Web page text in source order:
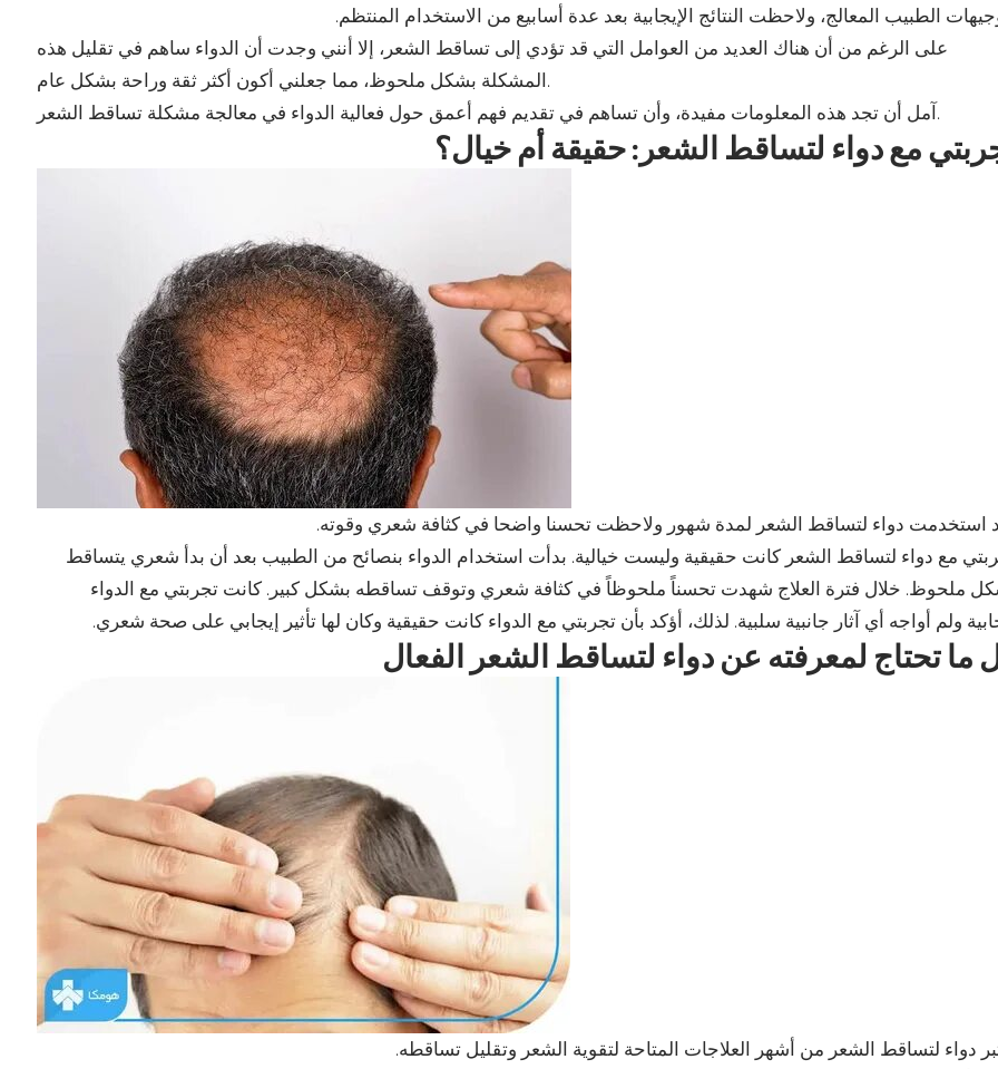
الطبيب المعالج، ولاحظت النتائج الإيجابية بعد عدة أسابيع من الاستخدام المنتظم.
على الرغم من أن هناك العديد من العوامل التي قد تؤدي إلى تساقط الشعر، إلا أنني وجدت أن الدواء ساهم في تقليل هذه
المشكلة بشكل ملحوظ، مما جعلني أكون أكثر ثقة وراحة بشكل عام.
آمل أن تجد هذه المعلومات مفيدة، وأن تساهم في تقديم فهم أعمق حول فعالية الدواء في معالجة مشكلة تساقط الشعر.
مع دواء لتساقط الشعر: حقيقة أم خيال؟
استخدمت دواء لتساقط الشعر لمدة شهور ولاحظت تحسنا واضحا في كثافة شعري وقوته.
مع دواء لتساقط الشعر كانت حقيقية وليست خيالية. بدأت استخدام الدواء بنصائح من الطبيب بعد أن بدأ شعري يتساقط
ملحوظ. خلال فترة العلاج شهدت تحسناً ملحوظاً في كثافة شعري وتوقف تساقطه بشكل كبير. كانت تجربتي مع الدواء
ولم أواجه أي آثار جانبية سلبية. لذلك، أؤكد بأن تجربتي مع الدواء كانت حقيقية وكان لها تأثير إيجابي على صحة شعري.
ما تحتاج لمعرفته عن دواء لتساقط الشعر الفعال
دواء لتساقط الشعر من أشهر العلاجات المتاحة لتقوية الشعر وتقليل تساقطه.